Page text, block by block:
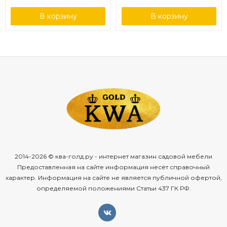
В корзину В корзину
2014-2026 © ква-голд.ру - интернет магазин садовой мебели
Предоставленная на сайте информация несёт справочный
характер. Информация на сайте не является публичной офертой,
определяемой положениями Статьи 437 ГК РФ.